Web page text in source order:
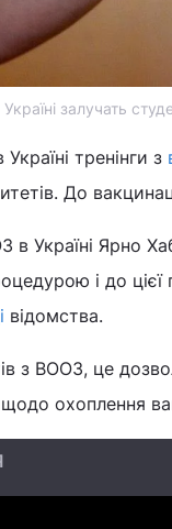
залучать
тренінги з
До
Україні Ярно
і до
відомства.
з ВООЗ, це
охоплення